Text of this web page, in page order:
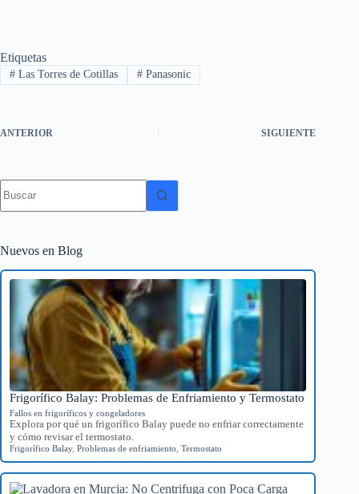
Etiquetas
#Las Torres de Cotillas #Panasonic
ANTERIOR SIGUIENTE
resultados
Nuevos en Blog
Frigorífico Balay: Problemas de Enfriamiento y Termostato
Fallos en frigoríficos y congeladores
Explora por qué un frigorífico Balay puede no enfriar correctamente
y cómo revisar el termostato.
Frigorífico Balay, Problemas de enfriamiento Termostato